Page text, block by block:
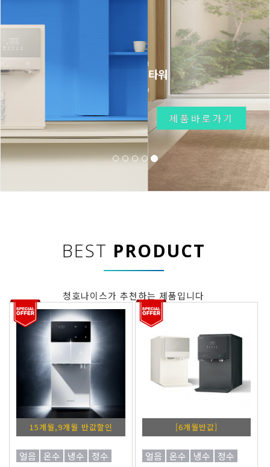
제품바로가기
BEST PRODUCT
청호나이스가 추천하는 제품입니다
15개월,9개월 반값할인
얼음 온수 냉수 정수
[6개월반값]
얼음 온수 냉수 정수